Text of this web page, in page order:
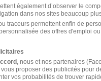
- 25 CDI 30 000 - 70
également d’observer le
dans nos sites beaucoup
traceurs permettent enfin de
des offres d'emploi
, nous et nos partenaires
proposer des publicités pour
vos probabilités de trouver